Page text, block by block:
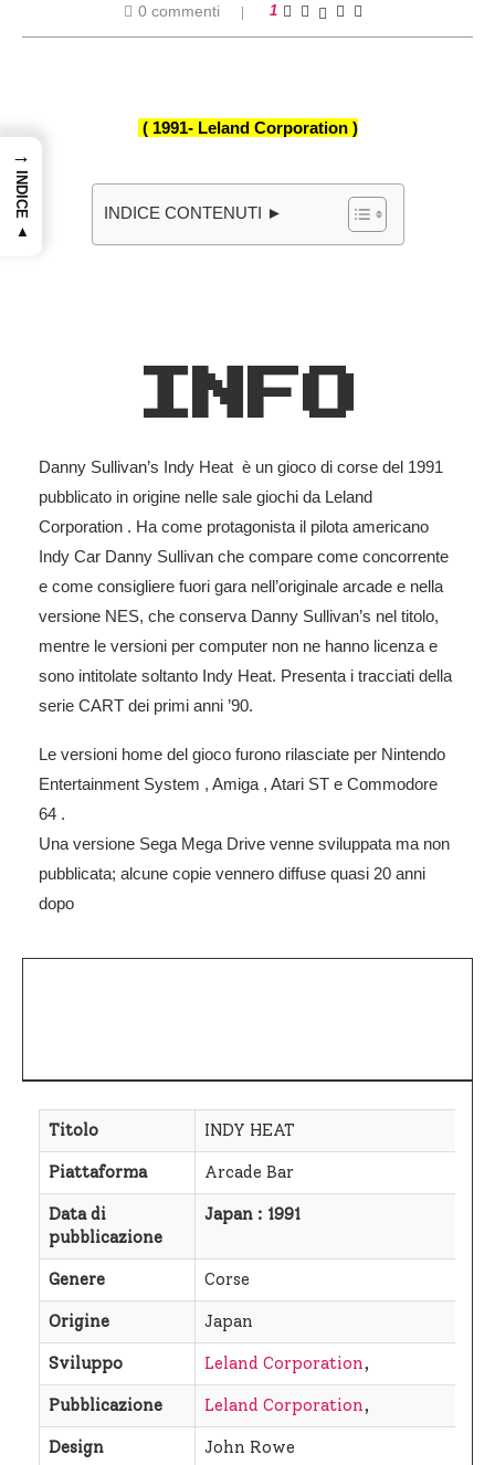
0 commenti 1
( 1991- Leland Corporation )
INDICE CONTENUTI ►
INFO
Danny Sullivan’s Indy Heat è un gioco di corse del 1991
pubblicato in origine nelle sale giochi da Leland
Corporation . Ha come protagonista il pilota americano
Indy Car Danny Sullivan che compare come concorrente
e come consigliere fuori gara nell’originale arcade e nella
versione NES, che conserva Danny Sullivan’s nel titolo,
mentre le versioni per computer non ne hanno licenza e
sono intitolate soltanto Indy Heat. Presenta i tracciati della
serie CART dei primi anni ’90.
Le versioni home del gioco furono rilasciate per Nintendo
Entertainment System , Amiga , Atari ST e Commodore
64 .
Una versione Sega Mega Drive venne sviluppata ma non
pubblicata; alcune copie vennero diffuse quasi 20 anni
dopo
Titolo INDY HEAT
Piattaforma Arcade Bar
Data di
pubblicazione
Japan : 1991
Genere Corse
Origine Japan
Sviluppo Leland Corporation,
Pubblicazione Leland Corporation,
Design John Rowe
→
INDICE ▲